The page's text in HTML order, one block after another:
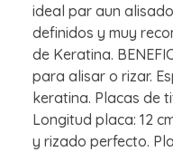
ideal par aun
definidos y muy
de Keratina.
para alisar o rizar.
keratina. Placas de
Longitud placa: 12
y rizado perfecto.